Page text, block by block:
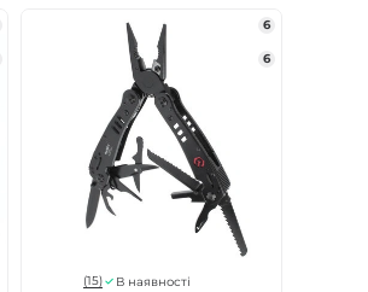
6
6
(15) В наявності